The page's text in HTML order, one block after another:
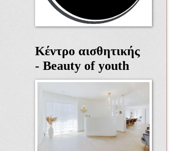
Κέντρο αισθητικής
- Beauty of youth